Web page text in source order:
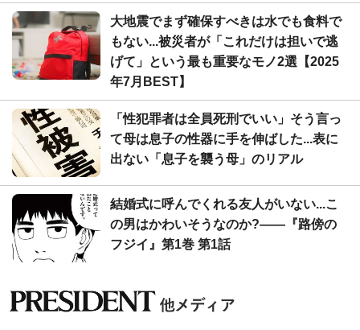
大地震でまず確保すべきは水でも食料で
もない...被災者が「これだけは担いで逃
げて」という最も重要なモノ2選【2025
年7月BEST】
「性犯罪者は全員死刑でいい」そう言っ
て母は息子の性器に手を伸ばした...表に
出ない「息子を襲う母」のリアル
結婚式に呼んでくれる友人がいない...こ
の男はかわいそうなのか?――『路傍の
フジイ』第1巻 第1話